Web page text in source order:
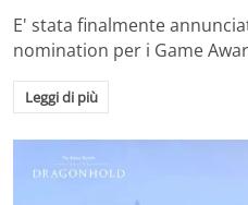
E' stata finalmente
nomination per i Game
Leggi di più